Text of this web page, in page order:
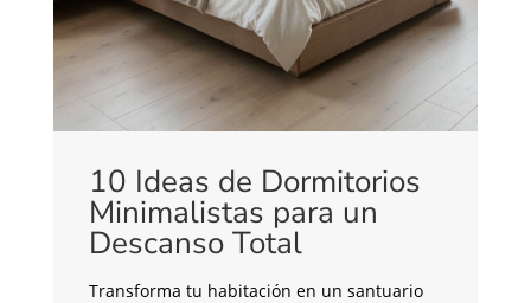
10 Ideas de Dormitorios
Minimalistas para un
Descanso Total
Transforma tu habitación en un santuario